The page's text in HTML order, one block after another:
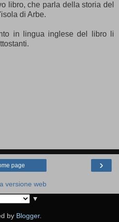
libro, che parla della storia del
di Arbe.
in lingua inglese del libro li
›
page
versione web
▼
by Blogger.